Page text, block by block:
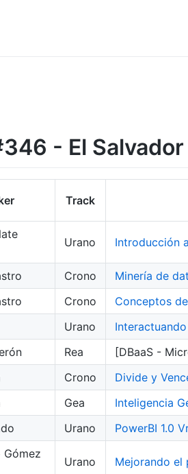
- El
Track
Urano Introducción
Crono
Minería de
Crono
Conceptos
Urano
Rea
[DBaaS -
Crono
Divide y
Gea
Inteligencia
Urano PowerBI 1.0
Gómez
Urano Mejorando el